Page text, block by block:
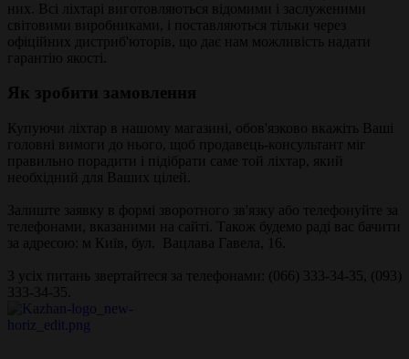
них. Всі ліхтарі виготовляються відомими і заслуженими
світовими виробниками, і поставляються тільки через
офіційних дистриб'юторів, що дає нам можливість надати
гарантію якості.
Як зробити замовлення
Купуючи ліхтар в нашому магазині, обов'язково вкажіть Ваші
головні вимоги до нього, щоб продавець-консультант міг
правильно порадити і підібрати саме той ліхтар, який
необхідний для Ваших цілей.
Залиште заявку в формі зворотного зв'язку або телефонуйте за
телефонами, вказаними на сайті. Також будемо раді вас бачити
за адресою: м Київ, бул. Вацлава Гавела, 16.
З усіх питань звертайтеся за телефонами: (066) 333-34-35, (093)
333-34-35.